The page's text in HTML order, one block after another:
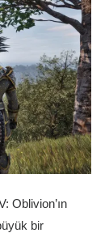
Oblivion’ın
bir